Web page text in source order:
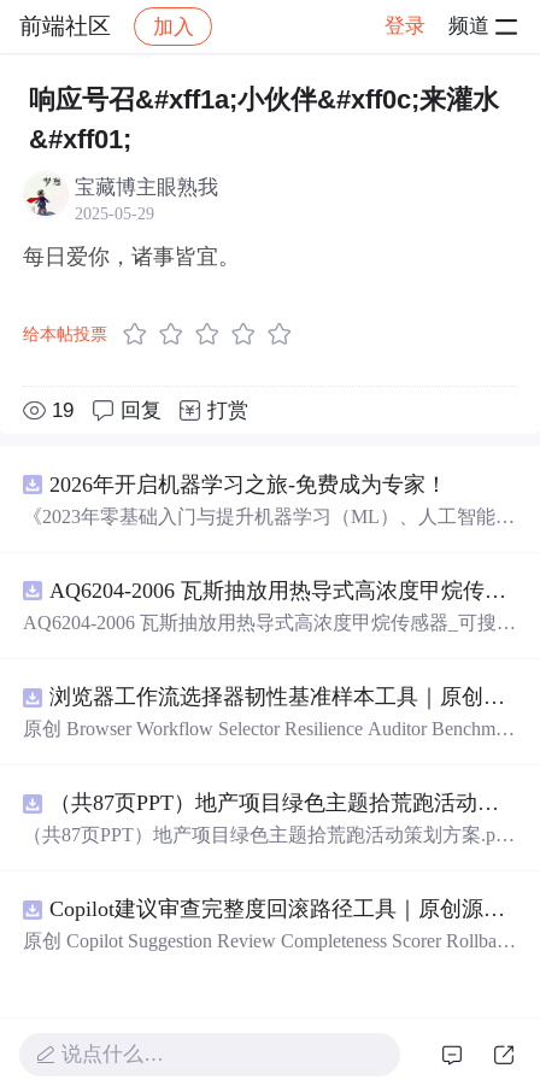
前端社区 加入 登录 频道
社区 前端社区 感慨 帖子详情
响应号召&#xff1a;小伙伴&#xff0c;来灌水
&#xff01;
宝藏博主眼熟我
2025-05-29
每日爱你，诸事皆宜。
给本帖投票
19 回复 打赏
2026年开启机器学习之旅-免费成为专家！
《2023年零基础入门与提升机器学习（ML）、人工智能
AQ6204-2006 瓦斯抽放用热导式高浓度甲烷传感器-可搜索.pdf
AQ6204-2006 瓦斯抽放用热导式高浓度甲烷传感器_可搜
浏览器工作流选择器韧性基准样本工具｜原创源码+测试+离线报告
原创 Browser Workflow Selector Resilience Auditor Benchmar
建立固定样本、权重和验收区间，比较不同批次的准确
率、覆盖率与效率；本地网页、JSON/HTML/SVG报告、
图、README、运行说明、MIT License及原创授权声明。
适合开发者进行工程预检、质量审查和交付复核；Node.js
18+可直接运行，零第三方运行依赖。
（共87页PPT）地产项目绿色主题拾荒跑活动策划方案.pptx
（共87页PPT）地产项目绿色主题拾荒跑活动策划方案.ppt
Copilot建议审查完整度回滚路径工具｜原创源码+测试+离线报告
原创 Copilot Suggestion Review Completeness Scorer Rollback
成状态建图；本地网页、JSON/HTML/SVG报告、测试与
示例。压缩包包含完整源码、3项自动化测试、可复现示
说点什么…